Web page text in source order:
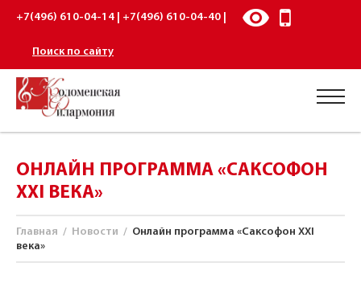
+7(496) 610-04-14 | +7(496) 610-04-40 |
Поиск по сайту
ОНЛАЙН ПРОГРАММА «САКСОФОН
XXI ВЕКА»
Главная / Новости / Онлайн программа «Саксофон XXI
века»